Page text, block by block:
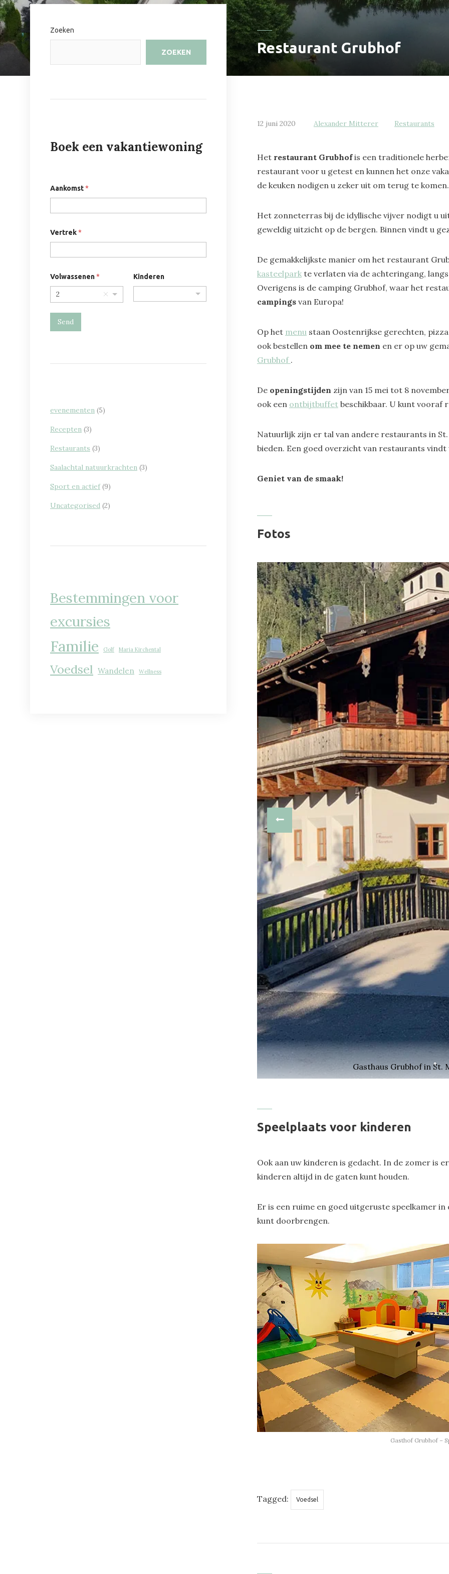
Restaurant Grubhof
12 juni 2020 Alexander Mitterer Restaurants
Het restaurant Grubhofis een traditionele
restaurant voor u getest en kunnen het onze
de keuken nodigen u zeker uit om terug te komen.
Het zonneterras bij de idyllische vijver nodigt u
geweldig uitzicht op de bergen. Binnen vindt u
De gemakkelijkste manier om het restaurant
kasteelparkte verlaten via de achteringang,
Overigens is de camping Grubhof, waar het
campingsvan Europa!
Op het menu staan Oostenrijkse gerechten,
ook bestellen om mee te nemen en er op uw
Grubhof .
De openingstijden zijn van 15 mei tot 8
ook een ontbijtbuffetbeschikbaar. U kunt vooraf
Natuurlijk zijn er tal van andere restaurants in
bieden. Een goed overzicht van restaurants
Geniet van de smaak!
Fotos
PREVIOUS
Gasthaus Grubhof in
Speelplaats voor kinderen
Ook aan uw kinderen is gedacht. In de zomer is
kinderen altijd in de gaten kunt houden.
Er is een ruime en goed uitgeruste speelkamer
kunt doorbrengen.
Gasthof Grubhof –
Tagged: Voedsel
Zoeken
ZOEKEN
Boek een vakantiewoning
Aankomst*
Vertrek*
Volwassenen*
2
Kinderen
Send
evenementen (5)
Recepten (3)
Restaurants (3)
Saalachtal natuurkrachten (3)
Sport en actief(9)
Uncategorised (2)
Bestemmingen voor
excursies
Familie Golf Maria Kirchental
Voedsel Wandelen Wellness